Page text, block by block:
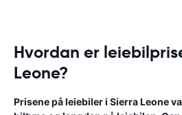
Hvordan er
Leone?
Prisene på leiebiler i Sierra Leone